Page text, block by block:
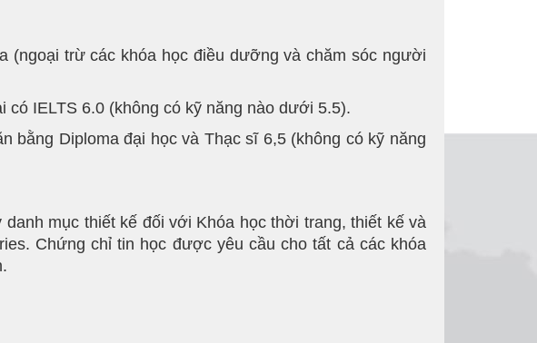
(ngoại trừ các khóa học điều dưỡng và chăm sóc người
IELTS 6.0 (không có kỹ năng nào dưới 5.5).
bằng Diploma đại học và Thạc sĩ 6,5 (không có kỹ năng
mục thiết kế đối với Khóa học thời trang, thiết kế và
Chứng chỉ tin học được yêu cầu cho tất cả các khóa